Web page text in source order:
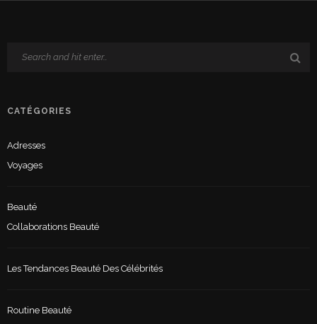
CATÉGORIES
Adresses
Voyages
Beauté
Collaborations Beauté
Les Tendances Beauté Des Célébrités
Routine Beauté